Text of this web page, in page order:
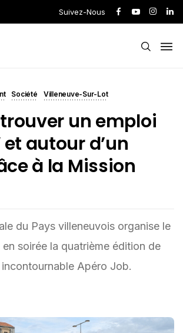
Suivez-Nous
Société Villeneuve-Sur-Lot
un emploi
autour d’un
à la Mission
du Pays villeneuvois organise le
soirée la quatrième édition de
Apéro Job.